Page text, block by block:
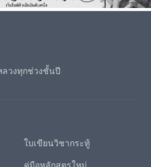
ลวงทุกช่วงชั้นปี
ใบเขียนวิชากระทู้